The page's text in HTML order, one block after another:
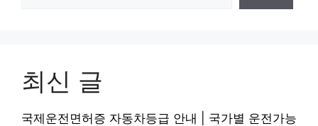
최신 글
국제운전면허증 자동차등급 안내 | 국가별 운전가능